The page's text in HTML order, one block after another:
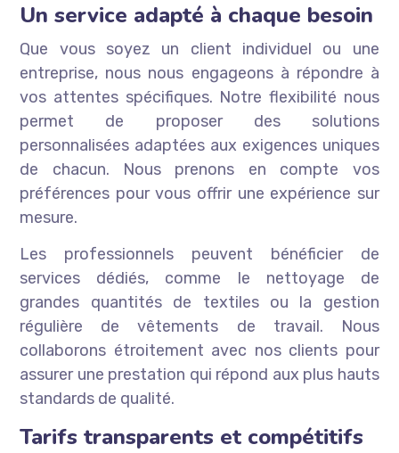
Un service adapté à chaque besoin
Que vous soyez un client individuel ou une
entreprise, nous nous engageons à répondre à
vos attentes spécifiques. Notre flexibilité nous
permet de proposer des solutions
personnalisées adaptées aux exigences uniques
de chacun. Nous prenons en compte vos
préférences pour vous offrir une expérience sur
mesure.
Les professionnels peuvent bénéficier de
services dédiés, comme le nettoyage de
grandes quantités de textiles ou la gestion
régulière de vêtements de travail. Nous
collaborons étroitement avec nos clients pour
assurer une prestation qui répond aux plus hauts
standards de qualité.
Tarifs transparents et compétitifs